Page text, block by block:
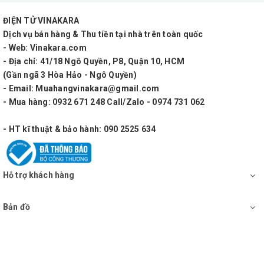
loa kéo tay của bạn. Nếu bạn không chắc chắn, hãy
liên hệ với nhà sản xuất hoặc nhà cung cấp loa kéo
tay để biết thêm thông tin và hỗ trợ lựa chọn sản
phẩm phù hợp nhất.
Thông số kỹ thuật : sạc
loa kéo 15v-6a acnos
hãng sản xuất : Acnos
ĐIỆN TỬ VINAKARA
Dịch vụ bán hàng & Thu tiền tại nhà trên toàn quốc
- Web: Vinakara.com
- Địa chỉ: 41/18 Ngô Quyền, P8, Quận 10, HCM
(Gần ngã 3 Hòa Hảo - Ngô Quyền)
- Email: Muahangvinakara@gmail.com
- Mua hàng: 0932 671 248 Call/Zalo - 0974 731 062
- HT kĩ thuật & bảo hành: 090 2525 634
Hỗ trợ khách hàng
Bản đồ